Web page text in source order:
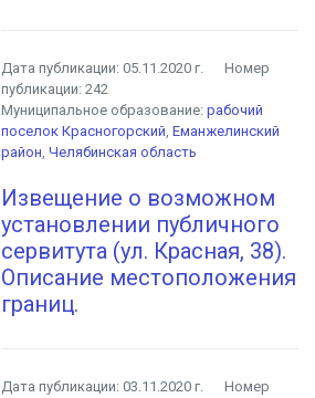
Дата публикации:05.11.2020 г.
Номер
публикации:242
Муниципальное образование:рабочий
поселок Красногорский,Еманжелинский
район,Челябинская область
Извещение о возможном
установлении публичного
сервитута (ул. Красная, 38).
Описание местоположения
границ.
Дата публикации:03.11.2020 г.
Номер